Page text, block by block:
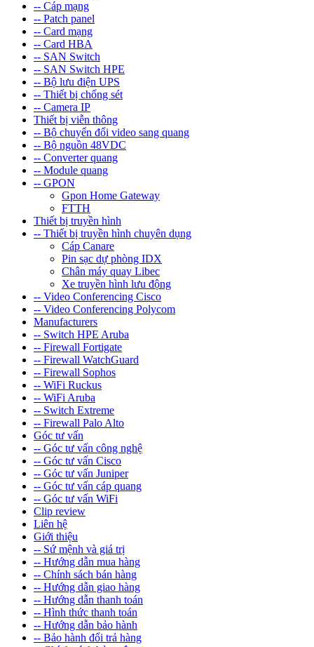
-- Cáp mạng
-- Patch panel
-- Card mạng
-- Card HBA
-- SAN Switch
-- SAN Switch HPE
-- Bộ lưu điện UPS
-- Thiết bị chống sét
-- Camera IP
Thiết bị viễn thông
-- Bộ chuyển đổi video sang quang
-- Bộ nguồn 48VDC
-- Converter quang
-- Module quang
-- GPON
Gpon Home Gateway
FTTH
Thiết bị truyền hình
-- Thiết bị truyền hình chuyên dụng
Cáp Canare
Pin sạc dự phòng IDX
Chân máy quay Libec
Xe truyền hình lưu động
-- Video Conferencing Cisco
-- Video Conferencing Polycom
Manufacturers
-- Switch HPE Aruba
-- Firewall Fortigate
-- Firewall WatchGuard
-- Firewall Sophos
-- WiFi Ruckus
-- WiFi Aruba
-- Switch Extreme
-- Firewall Palo Alto
Góc tư vấn
-- Góc tư vấn công nghệ
-- Góc tư vấn Cisco
-- Góc tư vấn Juniper
-- Góc tư vấn cáp quang
-- Góc tư vấn WiFi
Clip review
Liên hệ
Giới thiệu
-- Sứ mệnh và giá trị
-- Hướng dẫn mua hàng
-- Chính sách bán hàng
-- Hướng dẫn giao hàng
-- Hướng dẫn thanh toán
-- Hình thức thanh toán
-- Hướng dẫn bảo hành
-- Bảo hành đổi trả hàng